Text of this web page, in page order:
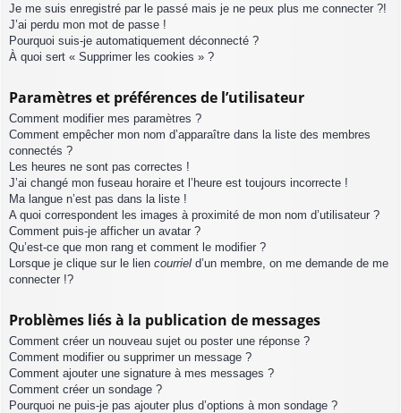
Je me suis enregistré par le passé mais je ne peux plus me connecter ?!
J’ai perdu mon mot de passe !
Pourquoi suis-je automatiquement déconnecté ?
À quoi sert « Supprimer les cookies » ?
Paramètres et préférences de l’utilisateur
Comment modifier mes paramètres ?
Comment empêcher mon nom d’apparaître dans la liste des membres
connectés ?
Les heures ne sont pas correctes !
J’ai changé mon fuseau horaire et l’heure est toujours incorrecte !
Ma langue n’est pas dans la liste !
A quoi correspondent les images à proximité de mon nom d’utilisateur ?
Comment puis-je afficher un avatar ?
Qu’est-ce que mon rang et comment le modifier ?
Lorsque je clique sur le lien courriel d’un membre, on me demande de me
connecter !?
Problèmes liés à la publication de messages
Comment créer un nouveau sujet ou poster une réponse ?
Comment modifier ou supprimer un message ?
Comment ajouter une signature à mes messages ?
Comment créer un sondage ?
Pourquoi ne puis-je pas ajouter plus d’options à mon sondage ?